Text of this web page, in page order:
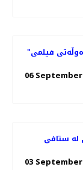
"ئەزموون" لە به‌شی پێشبڕکێی فێستیڤاڵینێوده‌وڵه‌تی فیلمی
06 September
لە ستافی
03 September